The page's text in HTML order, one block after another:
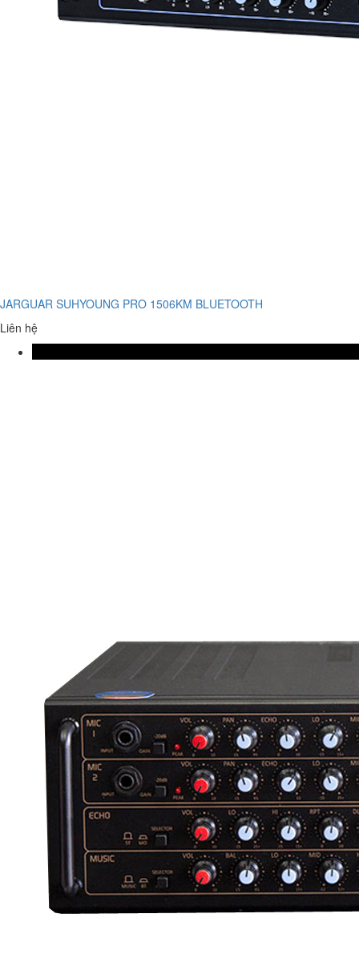
JARGUAR SUHYOUNG PRO 1506KM BLUETOOTH
Liên hệ